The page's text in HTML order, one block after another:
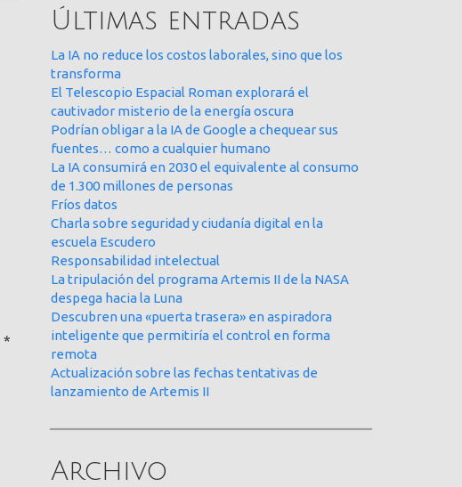
*
Últimas entradas
La IA no reduce los costos laborales, sino que los
transforma
El Telescopio Espacial Roman explorará el
cautivador misterio de la energía oscura
Podrían obligar a la IA de Google a chequear sus
fuentes… como a cualquier humano
La IA consumirá en 2030 el equivalente al consumo
de 1.300 millones de personas
Fríos datos
Charla sobre seguridad y ciudanía digital en la
escuela Escudero
Responsabilidad intelectual
La tripulación del programa Artemis II de la NASA
despega hacia la Luna
Descubren una «puerta trasera» en aspiradora
inteligente que permitiría el control en forma
remota
Actualización sobre las fechas tentativas de
lanzamiento de Artemis II
Archivo